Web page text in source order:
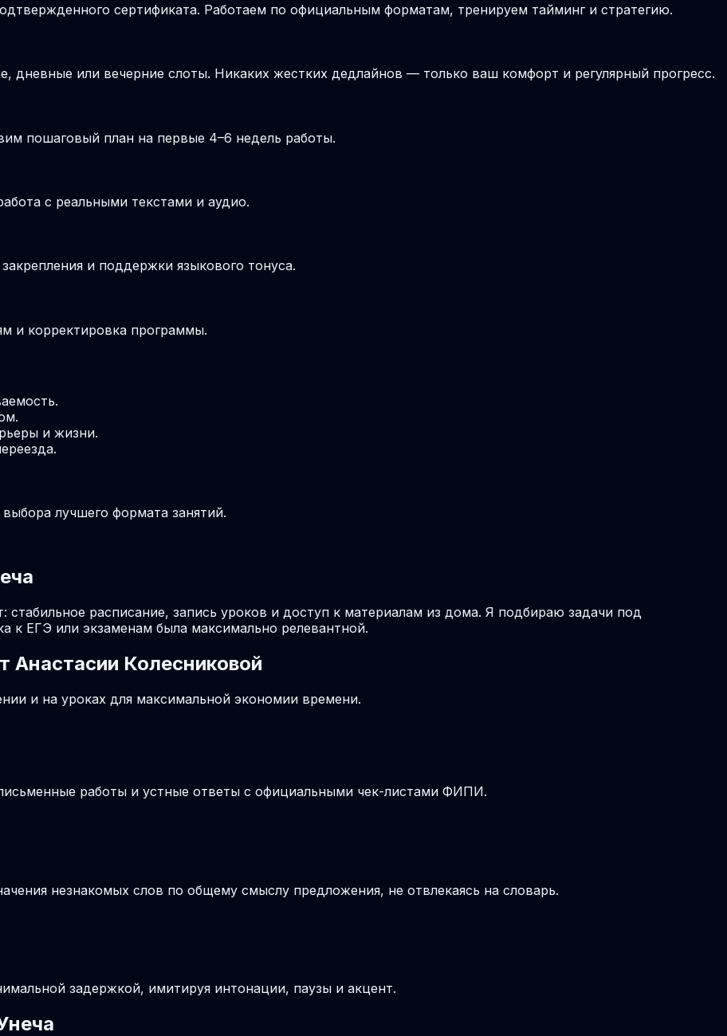
сертификата. Работаем по официальным форматам, тренируем тайминг и стратегию.
дневные или вечерние слоты. Никаких жестких дедлайнов — только ваш комфорт и регулярный прогресс.
пошаговый план на первые 4–6 недель работы.
с реальными текстами и аудио.
и поддержки языкового тонуса.
и корректировка программы.
и жизни.
лучшего формата занятий.
стабильное расписание, запись уроков и доступ к материалам из дома. Я подбираю задачи под
к ЕГЭ или экзаменам была максимально релевантной.
Анастасии Колесниковой
и на уроках для максимальной экономии времени.
работы и устные ответы с официальными чек-листами ФИПИ.
незнакомых слов по общему смыслу предложения, не отвлекаясь на словарь.
задержкой, имитируя интонации, паузы и акцент.